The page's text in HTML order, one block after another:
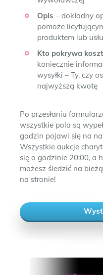
Opis – dokładny
pomoże
produktem lub
Kto pokrywa
koniecznie
wysyłki – Ty, czy
najwyższą kwotę
Po przesłaniu
wszystkie pola są
godzin pojawi się na
Wszystkie aukcje
się o godzinie 20:00, a
możesz śledzić na
na stronie!